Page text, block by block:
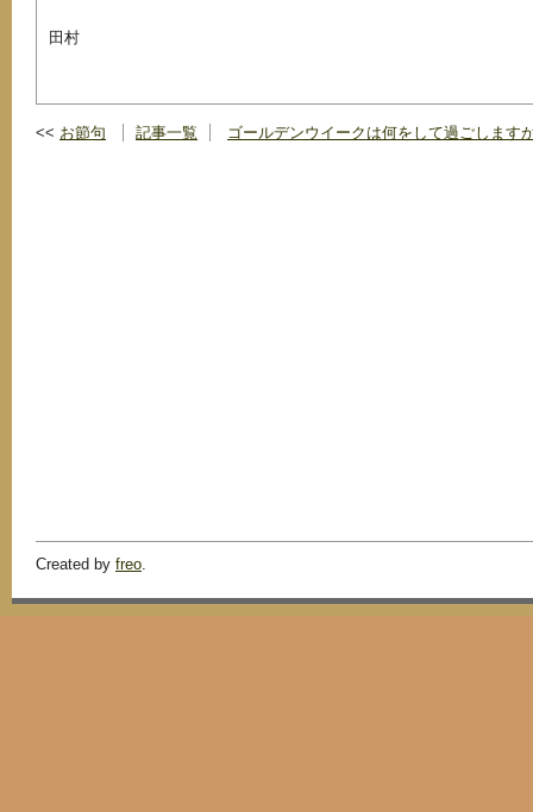
田村
お節句 記事一覧 ゴールデンウイークは何をして過ごします
Created by freo.